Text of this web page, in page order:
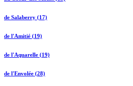
de Salaberry (17)
de l'Amitié (19)
de l'Aquarelle (19)
de l'Envolée (28)